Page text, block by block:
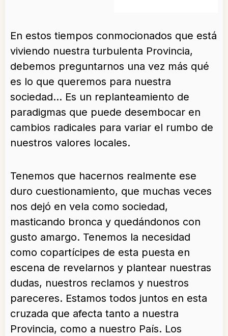
En estos tiempos conmocionados que está
viviendo nuestra turbulenta Provincia,
debemos preguntarnos una vez más qué
es lo que queremos para nuestra
sociedad… Es un replanteamiento de
paradigmas que puede desembocar en
cambios radicales para variar el rumbo de
nuestros valores locales.
Tenemos que hacernos realmente ese
duro cuestionamiento, que muchas veces
nos dejó en vela como sociedad,
masticando bronca y quedándonos con
gusto amargo. Tenemos la necesidad
como copartícipes de esta puesta en
escena de revelarnos y plantear nuestras
dudas, nuestros reclamos y nuestros
pareceres. Estamos todos juntos en esta
cruzada que afecta tanto a nuestra
Provincia, como a nuestro País. Los